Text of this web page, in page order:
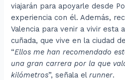
viajarán para apoyarle desde
experiencia con él. Además,
Valencia para venir a vivir esta
cuñada, que vive en la ciudad
“Ellos me han recomendado
una gran carrera por la que
kilómetros”, señala elrunner.